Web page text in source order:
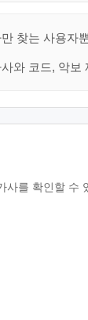
찾는 사용자
와 코드, 악
사를 확인할 수